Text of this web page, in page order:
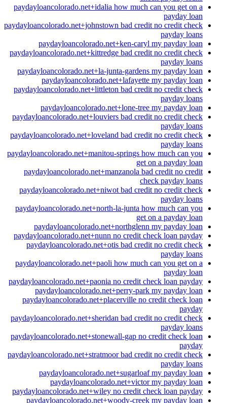
paydayloancolorado.net+idalia how much can you get on a
payday loan
paydayloancolorado.net+johnstown bad credit no credit check
payday loans
paydayloancolorado.net+ken-caryl my payday loan
paydayloancolorado.net+kittredge bad credit no credit check
payday loans
paydayloancolorado.net+la-junta-gardens my payday loan
paydayloancolorado.net+lafayette my payday loan
paydayloancolorado.net+littleton bad credit no credit check
payday loans
paydayloancolorado.net+lone-tree my payday loan
paydayloancolorado.net+louviers bad credit no credit check
payday loans
paydayloancolorado.net+loveland bad credit no credit check
payday loans
paydayloancolorado.net+manitou-springs how much can you
get on a payday loan
paydayloancolorado.net+manzanola bad credit no credit
check payday loans
paydayloancolorado.net+niwot bad credit no credit check
payday loans
paydayloancolorado.net+north-la-junta how much can you
get on a payday loan
paydayloancolorado.net+northglenn my payday loan
paydayloancolorado.net+nunn no credit check loan payday
paydayloancolorado.net+otis bad credit no credit check
payday loans
paydayloancolorado.net+paoli how much can you get on a
payday loan
paydayloancolorado.net+paonia no credit check loan payday
paydayloancolorado.net+perry-park my payday loan
paydayloancolorado.net+placerville no credit check loan
payday
paydayloancolorado.net+sheridan bad credit no credit check
payday loans
paydayloancolorado.net+stonewall-gap no credit check loan
payday
paydayloancolorado.net+stratmoor bad credit no credit check
payday loans
paydayloancolorado.net+sugarloaf my payday loan
paydayloancolorado.net+victor my payday loan
paydayloancolorado.net+wiley no credit check loan payday
paydayloancolorado.net+woody-creek my payday loan